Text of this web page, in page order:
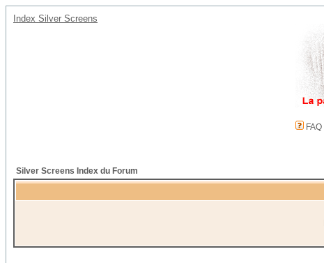
Index Silver Screens
FAQ
Silver Screens Index du Forum